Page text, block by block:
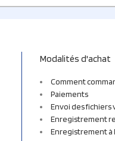
Modalités d'achat
Comment
Paiements
Envoi des fichiers
Enregistrement
Enregistrement à